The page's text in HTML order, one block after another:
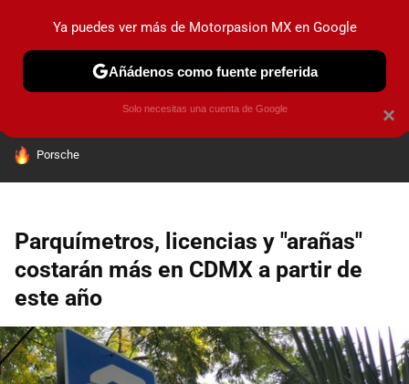
PRUEBAS INDUSTRIA HOY NO CIRCULA
HOY SE HABLA DE
Porsche
Parquímetros, licencias y "arañas"
costarán más en CDMX a partir de
este año
×
Ya puedes ver más de Motorpasion MX en Google
Añádenos como fuente preferida
Solo necesitas una cuenta de Google